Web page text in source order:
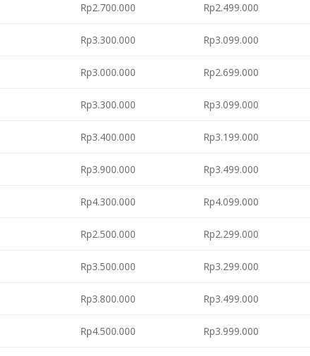
Rp2.700.000 Rp2.499.000
Rp3.300.000 Rp3.099.000
Rp3.000.000 Rp2.699.000
Rp3.300.000 Rp3.099.000
Rp3.400.000 Rp3.199.000
Rp3.900.000 Rp3.499.000
Rp4.300.000 Rp4.099.000
Rp2.500.000 Rp2.299.000
Rp3.500.000 Rp3.299.000
Rp3.800.000 Rp3.499.000
Rp4.500.000 Rp3.999.000